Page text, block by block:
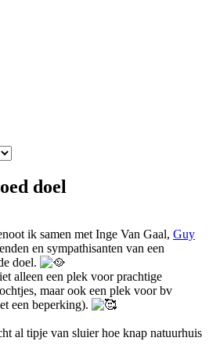
doel
ik samen met Inge Van Gaal, Guy
en sympathisanten van een
doel.
alleen een plek voor prachtige
maar ook een plek voor bv
een beperking).
al tipje van sluier hoe knap natuurhuis